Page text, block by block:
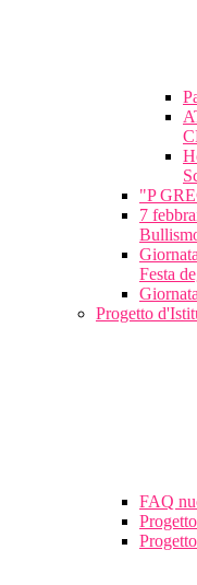
"P
7
Festa
Progetto
FAQ